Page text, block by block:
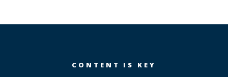
CONTENT IS KEY